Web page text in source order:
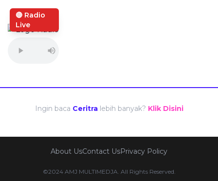
🔴 Radio
Live
Ingin baca Ceritra lebih banyak? Klik Disini
About UsContact UsPrivacy Policy
©2024 AMJ MULTIMEDJA. All Rights Reserved.